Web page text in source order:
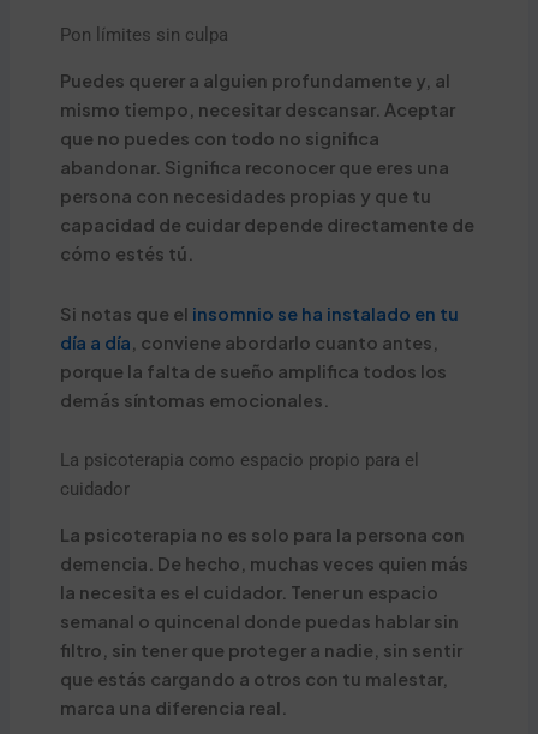
Pon límites sin culpa
Puedes querer a alguien profundamente y, al
mismo tiempo, necesitar descansar. Aceptar
que no puedes con todo no significa
abandonar. Significa reconocer que eres una
persona con necesidades propias y que tu
capacidad de cuidar depende directamente de
cómo estés tú.
Si notas que el insomnio se ha instalado en tu
día a día , conviene abordarlo cuanto antes,
porque la falta de sueño amplifica todos los
demás síntomas emocionales.
La psicoterapia como espacio propio para el
cuidador
La psicoterapia no es solo para la persona con
demencia. De hecho, muchas veces quien más
la necesita es el cuidador. Tener un espacio
semanal o quincenal donde puedas hablar sin
filtro, sin tener que proteger a nadie, sin sentir
que estás cargando a otros con tu malestar,
marca una diferencia real.